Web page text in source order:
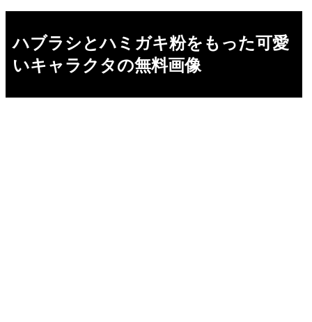
ハブラシとハミガキ粉をもった可愛
いキャラクタの無料画像